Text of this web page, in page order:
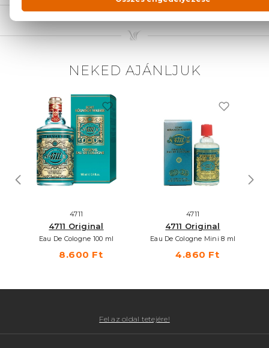
NEKED AJÁNLJUK
4711
4711 Original
Eau De Cologne 100 ml
8.600 Ft
4711
4711 Original
Eau De Cologne Mini 8 ml
4.860 Ft
Fel az oldal tetejére!